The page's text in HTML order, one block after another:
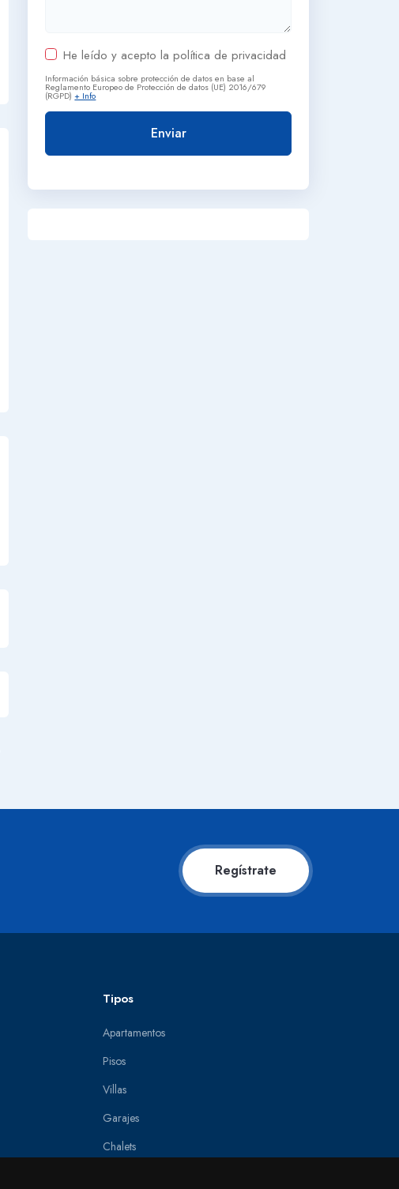
He leído y acepto la política de privacidad
Información básica sobre protección de datos en base al
Reglamento Europeo de Protección de datos (UE) 2016/679
(RGPD)+ Info
Regístrate
Tipos
Apartamentos
Pisos
Villas
Garajes
Chalets